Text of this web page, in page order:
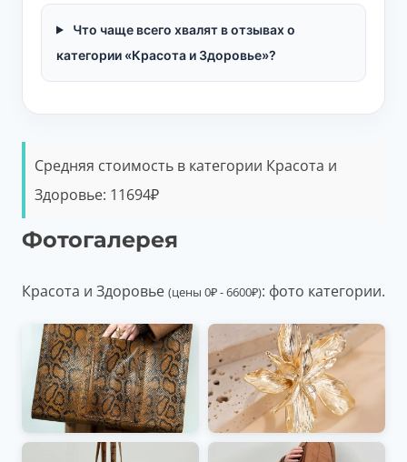
Что чаще всего хвалят в отзывах о
категории «Красота и Здоровье»?
Средняя стоимость в категории Красота и
Здоровье: 11694₽
Фотогалерея
Красота и Здоровье (цены 0₽-6600₽): фото категории.